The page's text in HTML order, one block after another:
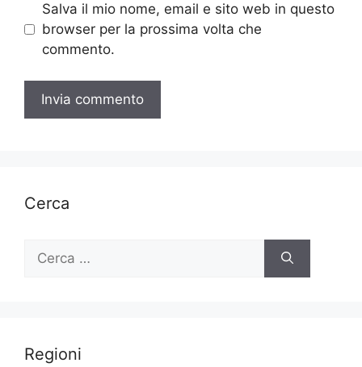
Salva il mio nome, email e sito web in questo
browser per la prossima volta che
commento.
Cerca
per:
Regioni